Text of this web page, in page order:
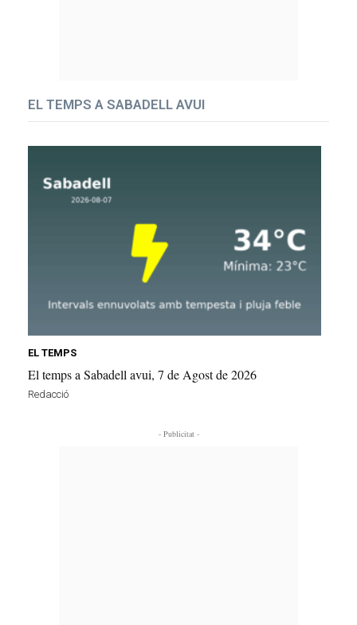
EL TEMPS A SABADELL AVUI
EL TEMPS
El temps a Sabadell avui, 7 de Agost de 2026
Redacció
- Publicitat -